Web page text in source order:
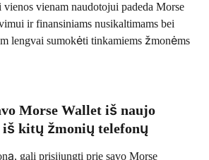
vienam naudotojui padeda Morse
ir finansiniams nusikaltimams bei
lengvai sumokėti tinkamiems žmonėms
Morse Wallet iš naujo
iš kitų žmonių telefonų
gali prisijungti prie savo Morse